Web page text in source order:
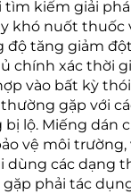
kiếm giải
khó nuốt
tăng giảm
chính xác thời
vào bất kỳ
gặp với
lộ. Miếng
vệ môi
các dạng
phải tác